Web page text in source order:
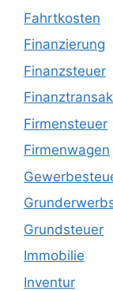
Fahrtkosten
Finanzierung
Finanzsteuer
Firmensteuer
Firmenwagen
Grundsteuer
Immobilie
Inventur